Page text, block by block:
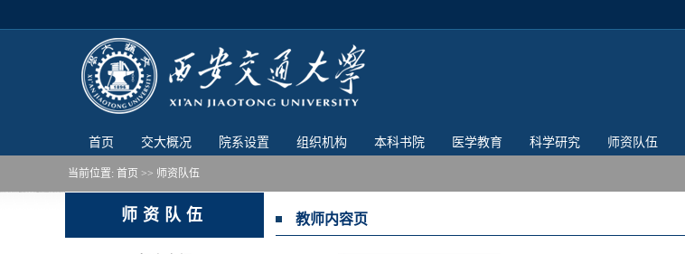
首页 交大概况 院系设置 组织机构 本科书院 医学教育 科学研究 师资队伍
当前位置: 首页 >> 师资队伍
师资队伍 教师内容页